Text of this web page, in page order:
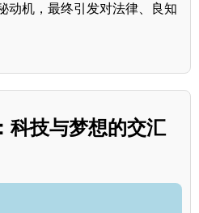
动机，最终引发对法律、良知
科技与梦想的交汇